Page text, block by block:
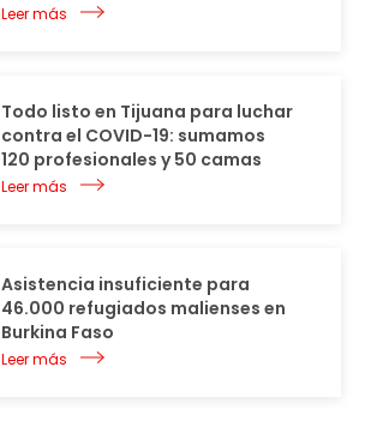
Leer más
Todo listo en Tijuana para luchar
contra el COVID-19: sumamos
120 profesionales y 50 camas
Leer más
Asistencia insuficiente para
46.000 refugiados malienses en
Burkina Faso
Leer más